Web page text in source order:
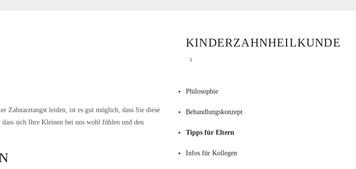
Zahnarztangst leiden, ist es gut möglich, dass Sie diese
sich Ihre Kleinen bei uns wohl fühlen und den
KINDERZAHNHEILKUNDE
Philosophie
Behandlungskonzept
Tipps für Eltern
Infos für Kollegen